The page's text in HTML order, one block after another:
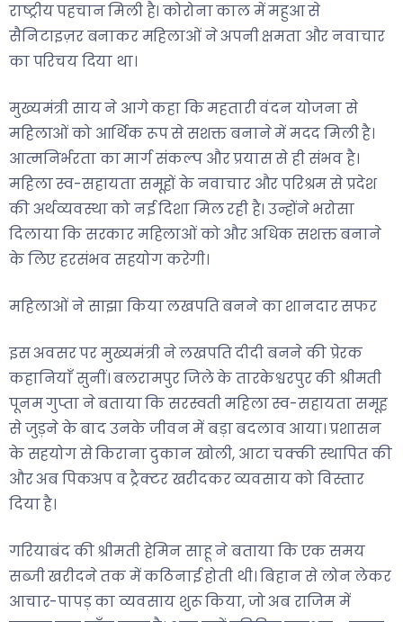
राष्ट्रीय पहचान मिली है। कोरोना काल में महुआ से
सैनिटाइज़र बनाकर महिलाओं ने अपनी क्षमता और नवाचार
का परिचय दिया था।
मुख्यमंत्री साय ने आगे कहा कि महतारी वंदन योजना से
महिलाओं को आर्थिक रूप से सशक्त बनाने में मदद मिली है।
आत्मनिर्भरता का मार्ग संकल्प और प्रयास से ही संभव है।
महिला स्व-सहायता समूहों के नवाचार और परिश्रम से प्रदेश
की अर्थव्यवस्था को नई दिशा मिल रही है। उन्होंने भरोसा
दिलाया कि सरकार महिलाओं को और अधिक सशक्त बनाने
के लिए हरसंभव सहयोग करेगी।
महिलाओं ने साझा किया लखपति बनने का शानदार सफर
इस अवसर पर मुख्यमंत्री ने लखपति दीदी बनने की प्रेरक
कहानियाँ सुनीं। बलरामपुर जिले के तारकेश्वरपुर की श्रीमती
पूनम गुप्ता ने बताया कि सरस्वती महिला स्व-सहायता समूह
से जुड़ने के बाद उनके जीवन में बड़ा बदलाव आया। प्रशासन
के सहयोग से किराना दुकान खोली, आटा चक्की स्थापित की
और अब पिकअप व ट्रैक्टर खरीदकर व्यवसाय को विस्तार
दिया है।
गरियाबंद की श्रीमती हेमिन साहू ने बताया कि एक समय
सब्जी खरीदने तक में कठिनाई होती थी। बिहान से लोन लेकर
आचार-पापड़ का व्यवसाय शुरू किया, जो अब राजिम में